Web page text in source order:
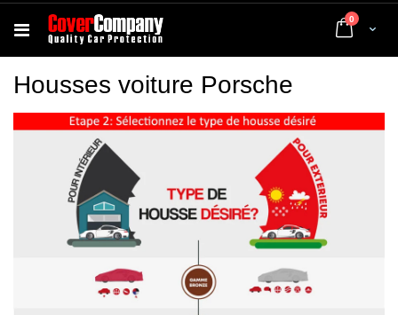
Cart
0 articles
Housses voiture Porsche